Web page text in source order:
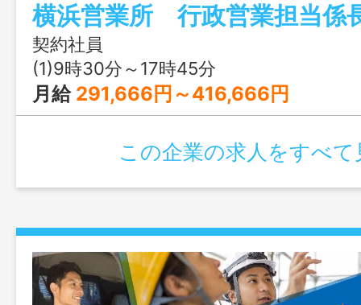
育・教育部門に経営資源を集中投下する
１０年に向けて現状をブラッシュアップ
世代交代を進めていく。今後の成長戦略
模の拡大と地域に密着した行政の保育・
為、重点地域の認可保育園の地域型保育
育所や小規模保育所、放課後児童クラブ
業務に取り組んでいるところである。今
設民営の認可保育所や学童保育施設のプ
く。変更範囲：変更なし
横浜営業所 行政営業担当係
契約社員
(1)9時30分～17時45分
月給 291,666円～416,666円
この企業の求人をすべて